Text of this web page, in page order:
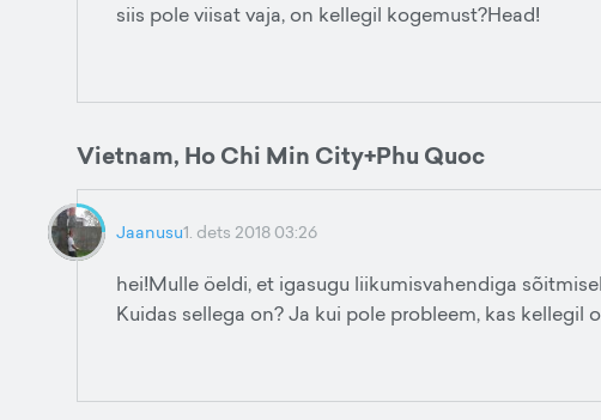
siis pole viisat vaja, on kellegil kogemust?Head!
Vietnam, Ho Chi Min City+Phu Quoc
Jaanusu1. dets 2018 03:26
hei!Mulle öeldi, et igasugu liikumisvahendiga
Kuidas sellega on? Ja kui pole probleem, kas kellegil